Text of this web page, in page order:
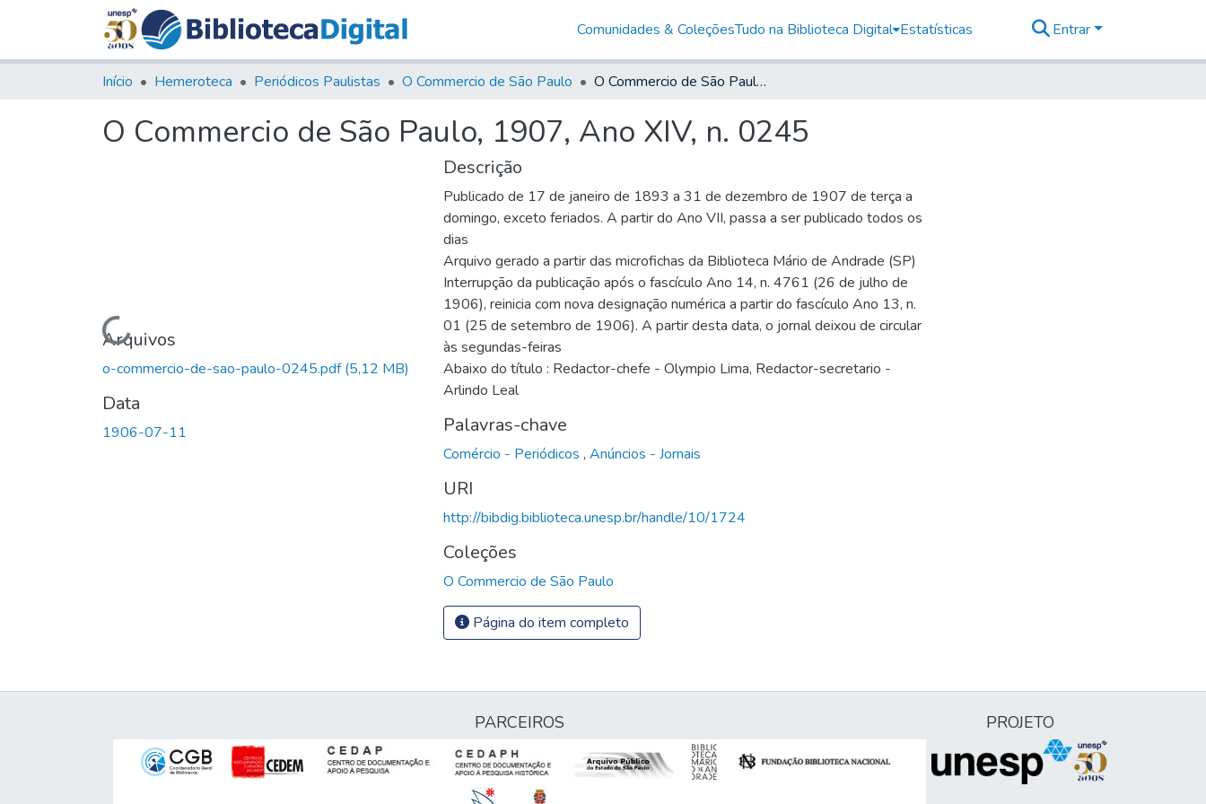
Comunidades & ColeçõesTudo na Biblioteca Digital Estatísticas Entrar
Início Hemeroteca Periódicos Paulistas O Commercio de São Paulo O Commercio de São Paulo, 1907, Ano XIV, n. 0245
O Commercio de São Paulo, 1907, Ano XIV, n. 0245
Carregando...
Arquivos
o-commercio-de-sao-paulo-0245.pdf(5,12 MB)
Data
1906-07-11
Descrição
Publicado de 17 de janeiro de 1893 a 31 de dezembro de 1907 de terça a
domingo, exceto feriados. A partir do Ano VII, passa a ser publicado todos os
dias
Arquivo gerado a partir das microfichas da Biblioteca Mário de Andrade (SP)
Interrupção da publicação após o fascículo Ano 14, n. 4761 (26 de julho de
1906), reinicia com nova designação numérica a partir do fascículo Ano 13, n.
01 (25 de setembro de 1906). A partir desta data, o jornal deixou de circular
às segundas-feiras
Abaixo do título : Redactor-chefe - Olympio Lima, Redactor-secretario -
Arlindo Leal
Palavras-chave
Comércio - Periódicos , Anúncios - Jornais
URI
http://bibdig.biblioteca.unesp.br/handle/10/1724
Coleções
O Commercio de São Paulo
Página do item completo
PARCEIROS PROJETO